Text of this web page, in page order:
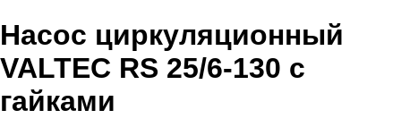
Насос циркуляционный
VALTEC RS 25/6-130 с
гайками